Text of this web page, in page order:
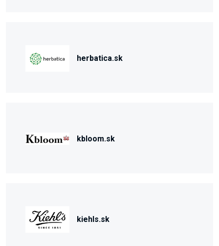
herbatica.sk
kbloom.sk
kiehls.sk